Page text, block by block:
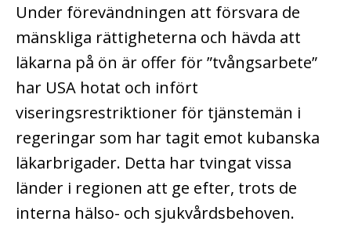
Under förevändningen att försvara de
mänskliga rättigheterna och hävda att
läkarna på ön är offer för ”tvångsarbete”
har USA hotat och infört
viseringsrestriktioner för tjänstemän i
regeringar som har tagit emot kubanska
läkarbrigader. Detta har tvingat vissa
länder i regionen att ge efter, trots de
interna hälso- och sjukvårdsbehoven.